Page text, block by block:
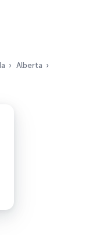
Alberta